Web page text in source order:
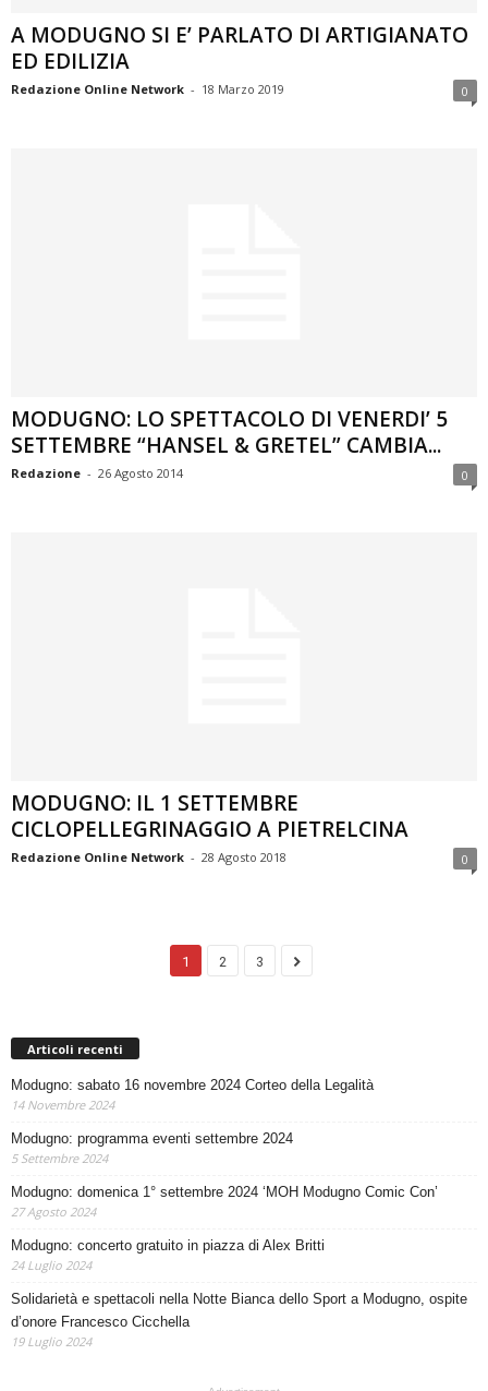
A MODUGNO SI E’ PARLATO DI ARTIGIANATO
ED EDILIZIA
Redazione Online Network - 18 Marzo 2019 0
MODUGNO: LO SPETTACOLO DI VENERDI’ 5
SETTEMBRE “HANSEL & GRETEL” CAMBIA...
Redazione - 26 Agosto 2014 0
MODUGNO: IL 1 SETTEMBRE
CICLOPELLEGRINAGGIO A PIETRELCINA
Redazione Online Network - 28 Agosto 2018 0
1 2 3
Articoli recenti
Modugno: sabato 16 novembre 2024 Corteo della Legalità
14 Novembre 2024
Modugno: programma eventi settembre 2024
5 Settembre 2024
Modugno: domenica 1° settembre 2024 ‘MOH Modugno Comic Con’
27 Agosto 2024
Modugno: concerto gratuito in piazza di Alex Britti
24 Luglio 2024
Solidarietà e spettacoli nella Notte Bianca dello Sport a Modugno, ospite
d’onore Francesco Cicchella
19 Luglio 2024